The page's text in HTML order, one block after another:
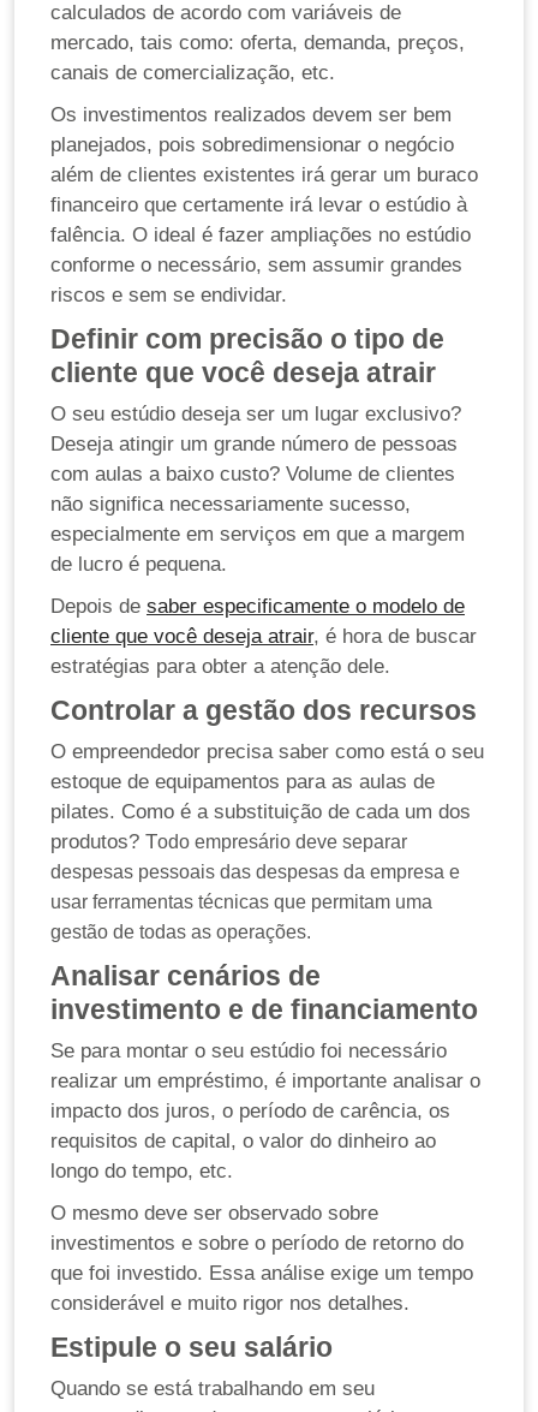
calculados de acordo com variáveis ​​de
mercado, tais como: oferta, demanda, preços,
canais de comercialização, etc.
Os investimentos realizados devem ser bem
planejados, pois sobredimensionar o negócio
além de clientes existentes irá gerar um buraco
financeiro que certamente irá levar o estúdio à
falência. O ideal é fazer ampliações no estúdio
conforme o necessário, sem assumir grandes
riscos e sem se endividar.
Definir com precisão o tipo de
cliente que você deseja atrair
O seu estúdio deseja ser um lugar exclusivo?
Deseja atingir um grande número de pessoas
com aulas a baixo custo? Volume de clientes
não significa necessariamente sucesso,
especialmente em serviços em que a margem
de lucro é pequena.
Depois de saber especificamente o modelo de
cliente que você deseja atrair, é hora de buscar
estratégias para obter a atenção dele.
Controlar a gestão dos recursos
O empreendedor precisa saber como está o seu
estoque de equipamentos para as aulas de
pilates. Como é a substituição de cada um dos
produtos? Todo empresário deve separar
despesas pessoais das despesas da empresa e
usar ferramentas técnicas que permitam uma
gestão de todas as operações.
Analisar cenários de
investimento e de financiamento
Se para montar o seu estúdio foi necessário
realizar um empréstimo, é importante analisar o
impacto dos juros, o período de carência, os
requisitos de capital, o valor do dinheiro ao
longo do tempo, etc.
O mesmo deve ser observado sobre
investimentos e sobre o período de retorno do
que foi investido. Essa análise exige um tempo
considerável e muito rigor nos detalhes.
Estipule o seu salário
Quando se está trabalhando em seu